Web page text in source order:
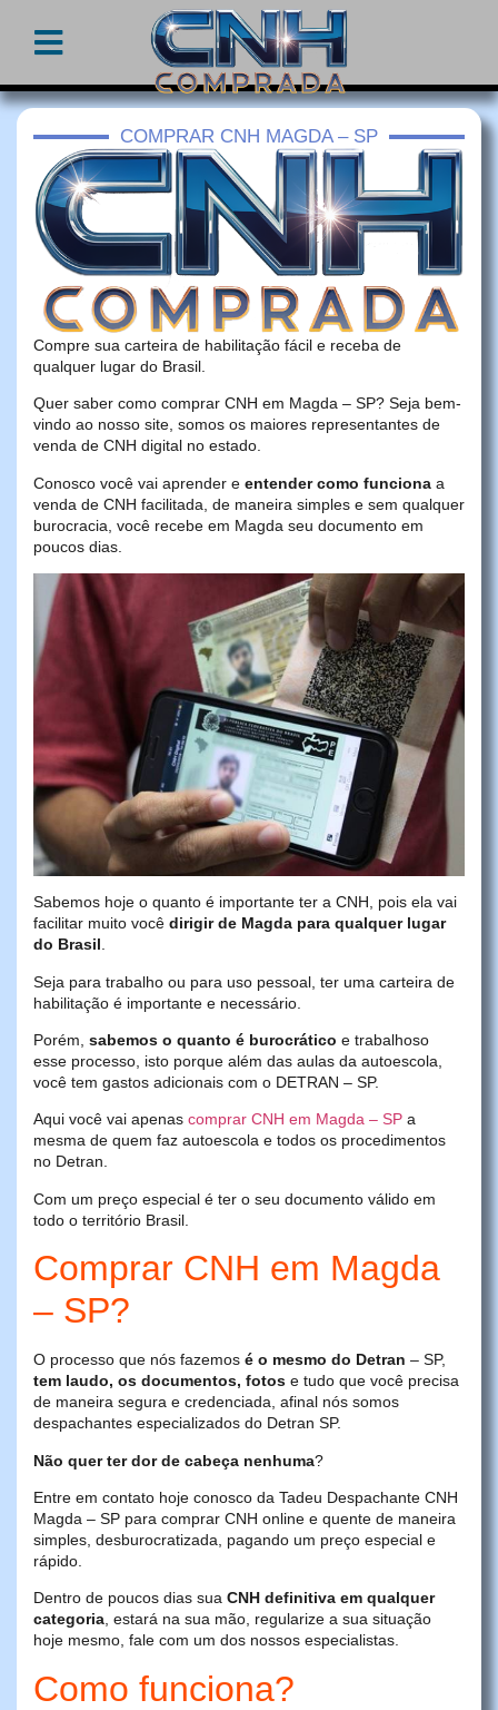
COMPRAR CNH MAGDA – SP
Compre sua carteira de habilitação fácil e receba de
qualquer lugar do Brasil.
Quer saber como comprar CNH em Magda – SP? Seja bem-
vindo ao nosso site, somos os maiores representantes de
venda de CNH digital no estado.
Conosco você vai aprender e entender como funciona a
venda de CNH facilitada, de maneira simples e sem qualquer
burocracia, você recebe em Magda seu documento em
poucos dias.
Sabemos hoje o quanto é importante ter a CNH, pois ela vai
facilitar muito você dirigir de Magda para qualquer lugar
do Brasil.
Seja para trabalho ou para uso pessoal, ter uma carteira de
habilitação é importante e necessário.
Porém, sabemos o quanto é burocrático e trabalhoso
esse processo, isto porque além das aulas da autoescola,
você tem gastos adicionais com o DETRAN – SP.
Aqui você vai apenas comprar CNH em Magda – SP a
mesma de quem faz autoescola e todos os procedimentos
no Detran.
Com um preço especial é ter o seu documento válido em
todo o território Brasil.
Comprar CNH em Magda
– SP?
O processo que nós fazemos é o mesmo do Detran – SP,
tem laudo, os documentos, fotos e tudo que você precisa
de maneira segura e credenciada, afinal nós somos
despachantes especializados do Detran SP.
Não quer ter dor de cabeça nenhuma?
Entre em contato hoje conosco da Tadeu Despachante CNH
Magda – SP para comprar CNH online e quente de maneira
simples, desburocratizada, pagando um preço especial e
rápido.
Dentro de poucos dias sua CNH definitiva em qualquer
categoria, estará na sua mão, regularize a sua situação
hoje mesmo, fale com um dos nossos especialistas.
Como funciona?